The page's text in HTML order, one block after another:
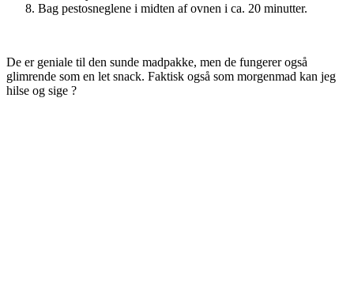
Bag pestosneglene i midten af ovnen i ca. 20 minutter.
De er geniale til den sunde madpakke, men de fungerer også
glimrende som en let snack. Faktisk også som morgenmad kan jeg
hilse og sige ?